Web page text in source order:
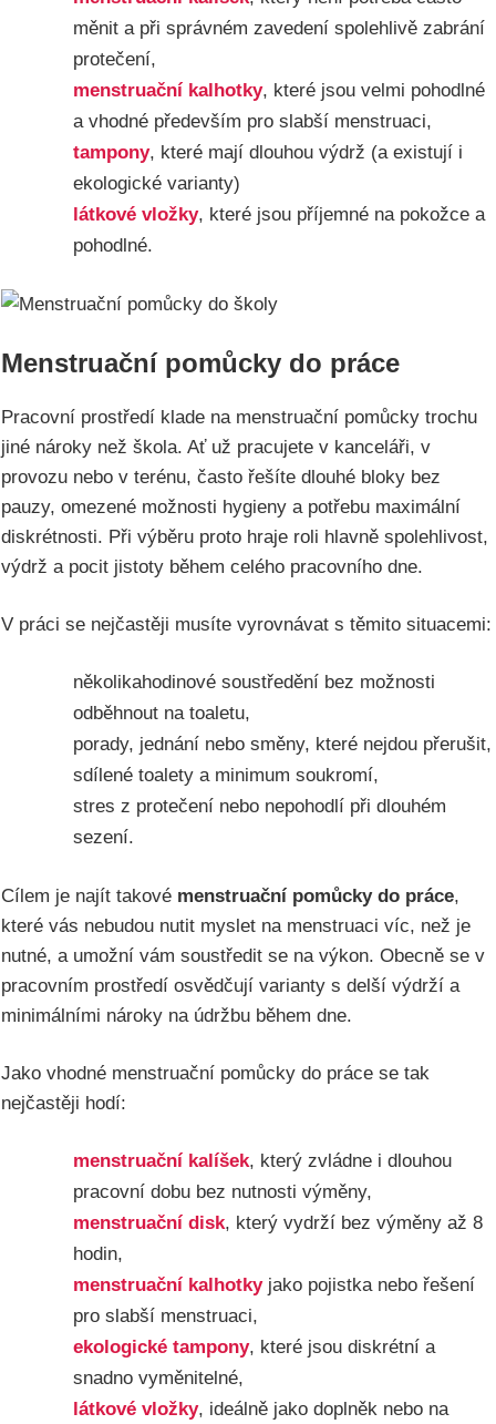
měnit a při správném zavedení spolehlivě zabrání
protečení,
menstruační kalhotky, které jsou velmi pohodlné
a vhodné především pro slabší menstruaci,
tampony, které mají dlouhou výdrž (a existují i
ekologické varianty)
látkové vložky, které jsou příjemné na pokožce a
pohodlné.
Menstruační pomůcky do práce
Pracovní prostředí klade na menstruační pomůcky trochu
jiné nároky než škola. Ať už pracujete v kanceláři, v
provozu nebo v terénu, často řešíte dlouhé bloky bez
pauzy, omezené možnosti hygieny a potřebu maximální
diskrétnosti. Při výběru proto hraje roli hlavně spolehlivost,
výdrž a pocit jistoty během celého pracovního dne.
V práci se nejčastěji musíte vyrovnávat s těmito situacemi:
několikahodinové soustředění bez možnosti
odběhnout na toaletu,
porady, jednání nebo směny, které nejdou přerušit,
sdílené toalety a minimum soukromí,
stres z protečení nebo nepohodlí při dlouhém
sezení.
Cílem je najít takové menstruační pomůcky do práce,
které vás nebudou nutit myslet na menstruaci víc, než je
nutné, a umožní vám soustředit se na výkon. Obecně se v
pracovním prostředí osvědčují varianty s delší výdrží a
minimálními nároky na údržbu během dne.
Jako vhodné menstruační pomůcky do práce se tak
nejčastěji hodí:
menstruační kalíšek, který zvládne i dlouhou
pracovní dobu bez nutnosti výměny,
menstruační disk, který vydrží bez výměny až 8
hodin,
menstruační kalhotkyjako pojistka nebo řešení
pro slabší menstruaci,
ekologické tampony, které jsou diskrétní a
snadno vyměnitelné,
látkové vložky, ideálně jako doplněk nebo na